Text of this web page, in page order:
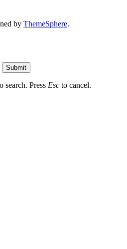
by ThemeSphere.
Submit
search. Press Esc to cancel.